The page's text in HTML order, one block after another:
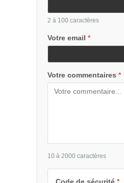
2 à 100 caractères
Votre email *
Votre commentaires *
10 à 2000 caractères